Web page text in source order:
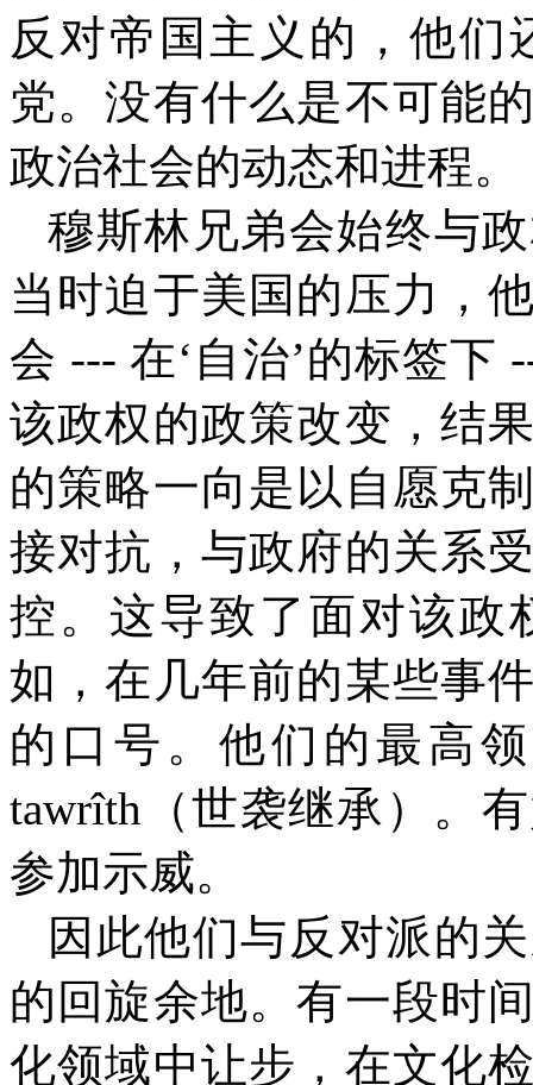
反对帝国主义的，他们
党。没有什么是不可能
政治社会的动态和进程。
穆斯林兄弟会始终与
当时迫于美国的压力，
会 ---在‘自治’的标签下
该政权的政策改变，结
的策略一向是以自愿克
接对抗，与政府的关系
控。这导致了面对该政
如，在几年前的某些事
的口号。他们的最高
tawrîth （世袭继承）。
参加示威。
因此他们与反对派的
的回旋余地。有一段时
化领域中让步，在文化